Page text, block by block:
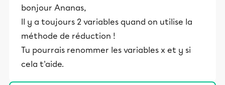
bonjour Ananas,
Il y a toujours 2 variables quand on utilise la
méthode de réduction !
Tu pourrais renommer les variables x et y si
cela t'aide.